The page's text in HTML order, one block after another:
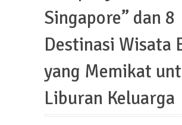
Singapore” dan 8
Destinasi Wisata
yang Memikat
Liburan Keluarga